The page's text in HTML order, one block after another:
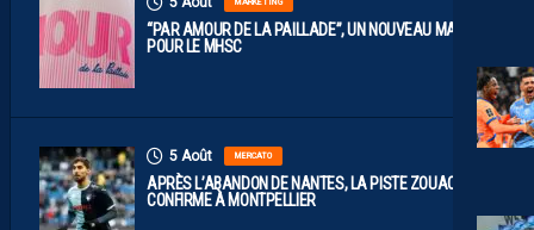
“PAR AMOUR DE LA PAILLADE”, UN NOUVEAU MAILLOT
POUR LE MHSC
5 Août MERCATO
APRÈS L’ABANDON DE NANTES, LA PISTE ZOUAOUI SE
CONFIRME À MONTPELLIER